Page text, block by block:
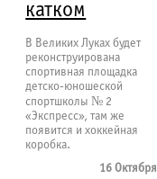
катком
В Великих Луках будет
реконструирована
спортивная площадка
детско-юношеской
спортшколы № 2
«Экспресс», там же
появится и хоккейная
коробка.
16 Октября